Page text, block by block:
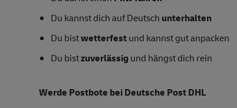
Du kannst dich auf Deutsch unterhalten
Du bistwetterfestund kannst gut anpacken
Du bistzuverlässig und hängst dich rein
Werde Postbote bei Deutsche Post DHL